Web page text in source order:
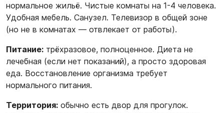
нормальное жильё. Чистые комнаты на 1-4 человека.
Удобная мебель. Санузел. Телевизор в общей зоне
(но не в комнатах — отвлекает от работы).
Питание: трёхразовое, полноценное. Диета не
лечебная (если нет показаний), а просто здоровая
еда. Восстановление организма требует
нормального питания.
Территория: обычно есть двор для прогулок.